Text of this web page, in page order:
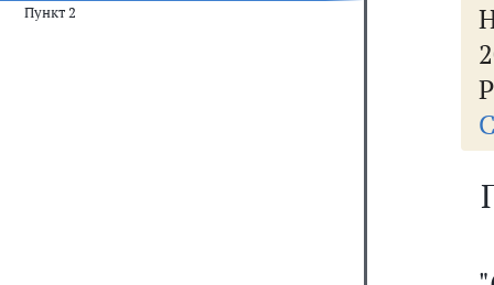
Пункт 2